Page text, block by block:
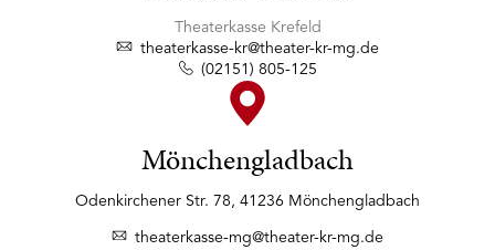
Theaterkasse Krefeld
theaterkasse-kr@theater-kr-mg.de
(02151) 805-125
Mönchengladbach
Odenkirchener Str. 78, 41236 Mönchengladbach
theaterkasse-mg@theater-kr-mg.de